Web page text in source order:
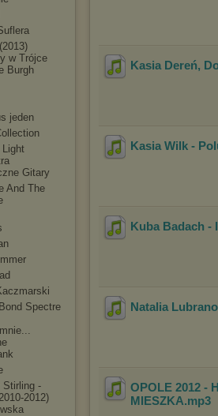
w Trójce
Burgh
jeden
Light
Gitary
And The
Spectre
Stirling -
2012)
Kasia Dereń,
Kasia Wilk -
Kuba Badach -
Natalia
OPOLE 2012 -
MIESZKA.mp3